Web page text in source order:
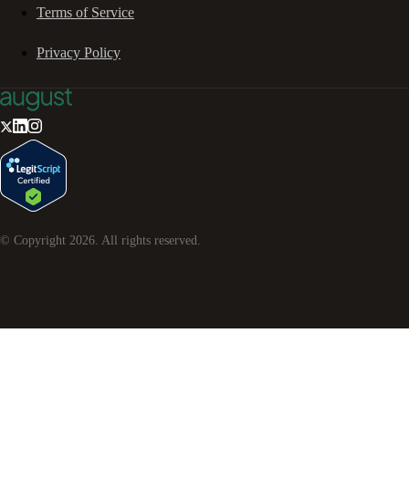
Terms of Service
Privacy Policy
© Copyright 2026 . All rights reserved.